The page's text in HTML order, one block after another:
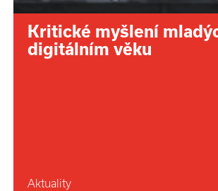
Kritické myšlení
digitálním věku
Aktuality